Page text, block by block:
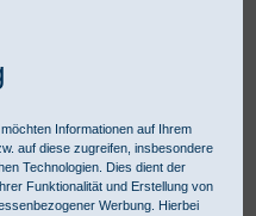
und Tape
Fixierpflaster
Informationen auf Ihrem
auf diese zugreifen, insbesondere
Technologien. Dies dient der
Funktionalität und Erstellung von
Werbung. Hierbei